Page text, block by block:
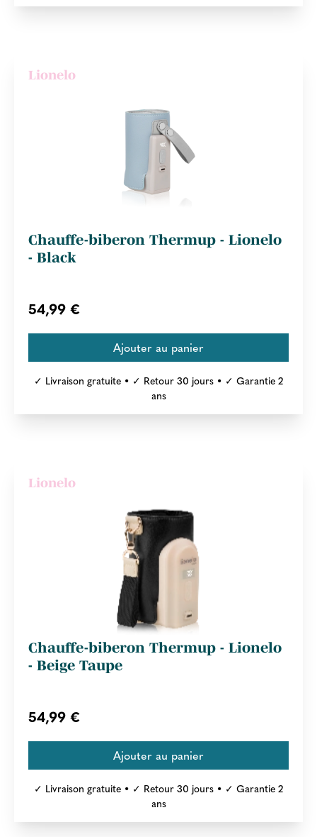
Lionelo
Chauffe-biberon Thermup - Lionelo
- Black
54,99 €
✓ Livraison gratuite • ✓ Retour 30 jours • ✓ Garantie 2
ans
Lionelo
Chauffe-biberon Thermup - Lionelo
- Beige Taupe
54,99 €
✓ Livraison gratuite • ✓ Retour 30 jours • ✓ Garantie 2
ans